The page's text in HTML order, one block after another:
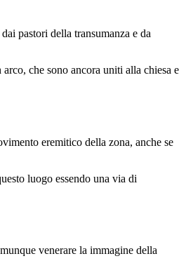
pastori della transumanza e da
che sono ancora uniti alla chiesa e
eremitico della zona, anche se
luogo essendo una via di
venerare la immagine della